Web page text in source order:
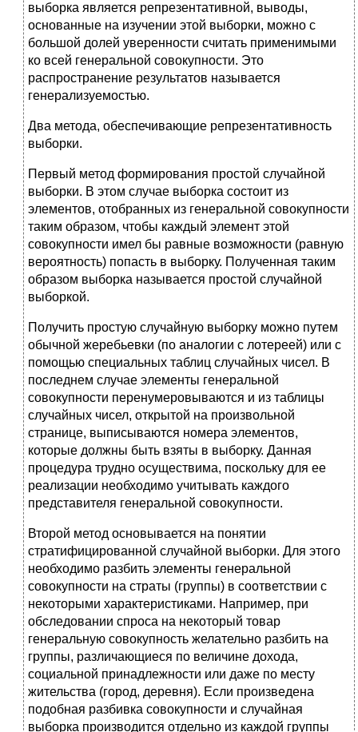
выборка является репрезентативной, выводы,
основанные на изучении этой выборки, можно с
большой долей уверенности считать применимыми
ко всей генеральной совокупности. Это
распространение результатов называется
генерализуемостью.
Два метода, обеспечивающие репрезентативность
выборки.
Первый метод формирования простой случайной
выборки. В этом случае выборка состоит из
элементов, отобранных из генеральной совокупности
таким образом, чтобы каждый элемент этой
совокупности имел бы равные возможности (равную
вероятность) попасть в выборку. Полученная таким
образом выборка называется простой случайной
выборкой.
Получить простую случайную выборку можно путем
обычной жеребьевки (по аналогии с лотереей) или с
помощью специальных таблиц случайных чисел. В
последнем случае элементы генеральной
совокупности перенумеровываются и из таблицы
случайных чисел, открытой на произвольной
странице, выписываются номера элементов,
которые должны быть взяты в выборку. Данная
процедура трудно осуществима, поскольку для ее
реализации необходимо учитывать каждого
представителя генеральной совокупности.
Второй метод основывается на понятии
стратифицированной случайной выборки. Для этого
необходимо разбить элементы генеральной
совокупности на страты (группы) в соответствии с
некоторыми характеристиками. Например, при
обследовании спроса на некоторый товар
генеральную совокупность желательно разбить на
группы, различающиеся по величине дохода,
социальной принадлежности или даже по месту
жительства (город, деревня). Если произведена
подобная разбивка совокупности и случайная
выборка производится отдельно из каждой группы